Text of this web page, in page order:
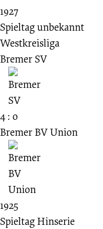
1927
Spieltag unbekannt
Westkreisliga
Bremer SV
4 : 0
Bremer BV Union
1925
Spieltag Hinserie